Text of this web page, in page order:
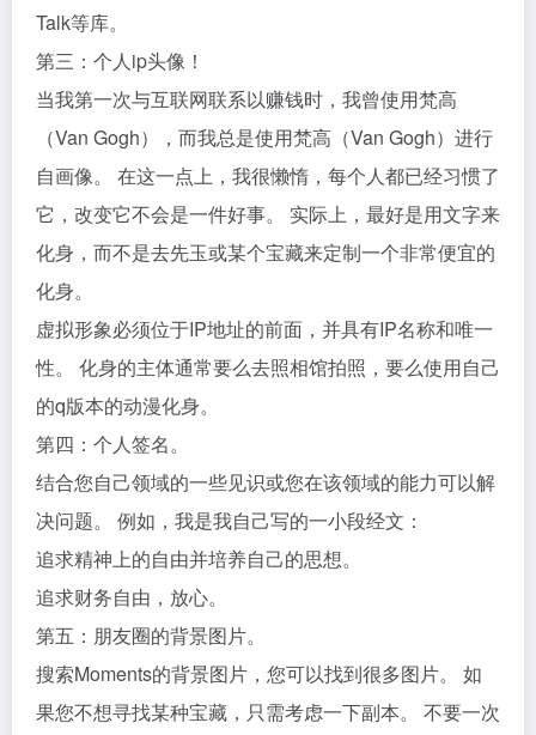
Talk等库。
第三：个人ip头像！
当我第一次与互联网联系以赚钱时，我曾使用梵高
（Van Gogh），而我总是使用梵高（Van Gogh）进行
自画像。 在这一点上，我很懒惰，每个人都已经习惯了
它，改变它不会是一件好事。 实际上，最好是用文字来
化身，而不是去先玉或某个宝藏来定制一个非常便宜的
化身。
虚拟形象必须位于IP地址的前面，并具有IP名称和唯一
性。 化身的主体通常要么去照相馆拍照，要么使用自己
的q版本的动漫化身。
第四：个人签名。
结合您自己领域的一些见识或您在该领域的能力可以解
决问题。 例如，我是我自己写的一小段经文：
追求精神上的自由并培养自己的思想。
追求财务自由，放心。
第五：朋友圈的背景图片。
搜索Moments的背景图片，您可以找到很多图片。 如
果您不想寻找某种宝藏，只需考虑一下副本。 不要一次